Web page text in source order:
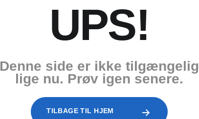
UPS!
Denne side er ikke tilgængelig
lige nu. Prøv igen senere.
TILBAGE TIL HJEM